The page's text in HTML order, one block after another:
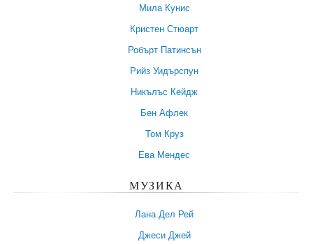
Мила Кунис
Кристен Стюарт
Робърт Патинсън
Рийз Уидърспун
Никълъс Кейдж
Бен Афлек
Том Круз
Ева Мендес
МУЗИКА
Лана Дел Рей
Джеси Джей